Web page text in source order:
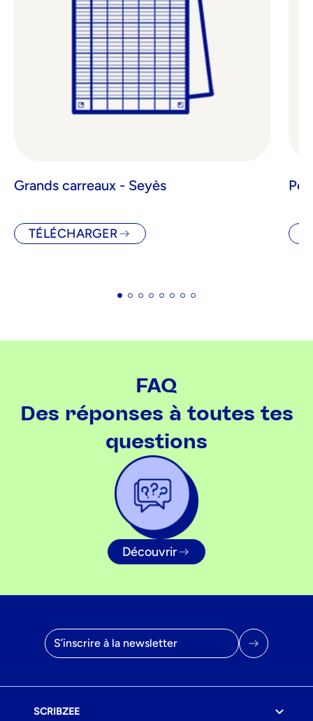
Grands carreaux - Seyès
TÉLÉCHARGER
FAQ
Des réponses à toutes tes
questions
Découvrir
Adresse email
SCRIBZEE